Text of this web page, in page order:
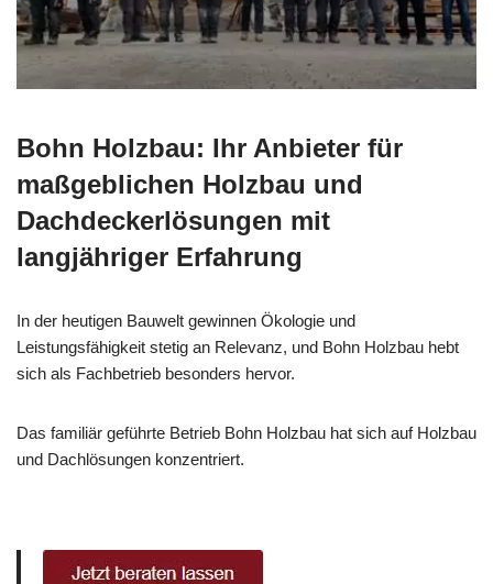
Bohn Holzbau: Ihr Anbieter für
maßgeblichen Holzbau und
Dachdeckerlösungen mit
langjähriger Erfahrung
In der heutigen Bauwelt gewinnen Ökologie und
Leistungsfähigkeit stetig an Relevanz, und Bohn Holzbau hebt
sich als Fachbetrieb besonders hervor.
Das familiär geführte Betrieb Bohn Holzbau hat sich auf Holzbau
und Dachlösungen konzentriert.